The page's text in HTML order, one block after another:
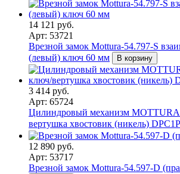
14 121 руб.
Арт: 53721
Врезной замок Mottura-54.797-S
(левый) ключ 60 мм
В корзину
3 414 руб.
Арт: 65724
Цилиндровый механизм
вертушка хвостовик (никель)
12 890 руб.
Арт: 53717
Врезной замок Mottura-54.597-D